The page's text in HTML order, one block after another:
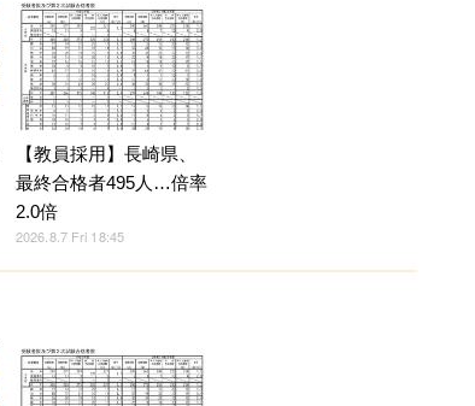
【教員採用】長崎県、
最終合格者495人…倍率
2.0倍
2026.8.7 Fri 18:45